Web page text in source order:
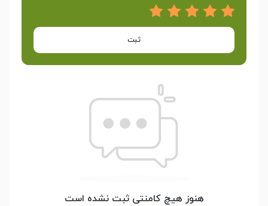
ثبت
هنوز هیچ کامنتی ثبت نشده است